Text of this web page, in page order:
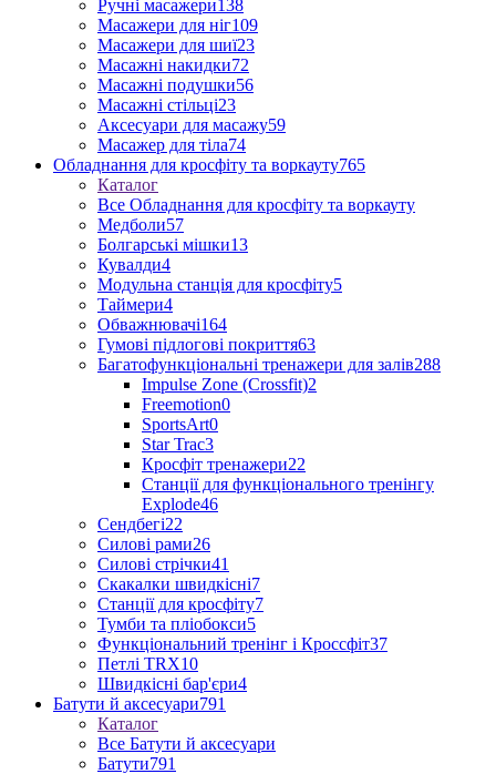
Ручні масажери138
Масажери для ніг109
Масажери для шиї23
Масажні накидки72
Масажні подушки56
Масажні стільці23
Аксесуари для масажу59
Масажер для тіла74
Обладнання для кросфіту та воркауту765
Каталог
Все Обладнання для кросфіту та воркауту
Медболи57
Болгарські мішки13
Кувалди4
Модульна станція для кросфіту5
Таймери4
Обважнювачі164
Гумові підлогові покриття63
Багатофункціональні тренажери для залів288
Impulse Zone (Crossfit)2
Freemotion0
SportsArt0
Star Trac3
Кросфіт тренажери22
Станції для функціонального тренінгу
Explode46
Сендбегі22
Силові рами26
Силові стрічки41
Скакалки швидкісні7
Станції для кросфіту7
Тумби та пліобокси5
Функціональний тренінг і Кроссфіт37
Петлі TRX10
Швидкісні бар'єри4
Батути й аксесуари791
Каталог
Все Батути й аксесуари
Батути791